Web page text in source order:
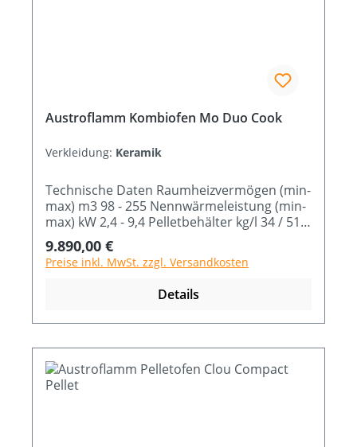
Austroflamm Kombiofen Mo Duo Cook
Verkleidung: Keramik
Technische Daten Raumheizvermögen (min-
max) m3 98 - 255 Nennwärmeleistung (min-
max) kW 2,4 - 9,4 Pelletbehälter kg/l 34 / 51
Brennstoffverbrauch (min-max) kg/h 0,6 -
1,87 Abmessung B x T x H cm 86,3 x 52,3 x
114,7
Regulärer Preis:
9.890,00 €
Preise inkl. MwSt. zzgl. Versandkosten
Details